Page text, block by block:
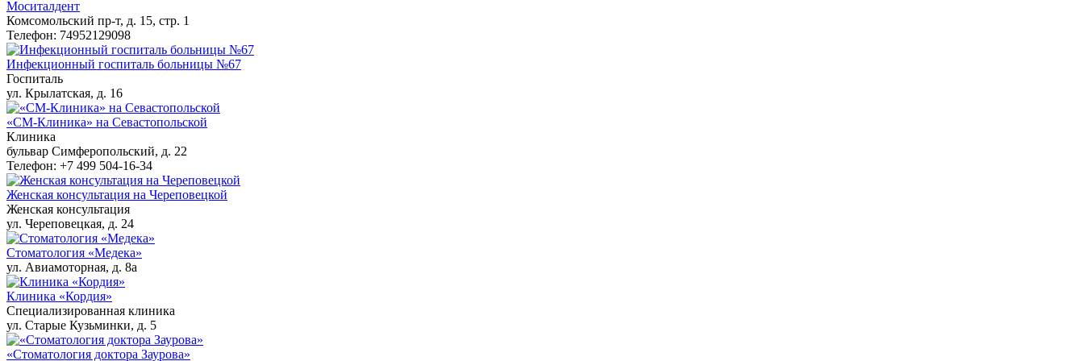
Моситалдент
Комсомольский пр-т, д. 15, стр. 1
Телефон: 74952129098
Инфекционный госпиталь больницы №67
Госпиталь
ул. Крылатская, д. 16
«СМ-Клиника» на Севастопольской
Клиника
бульвар Симферопольский, д. 22
Телефон: +7 499 504-16-34
Женская консультация на Череповецкой
Женская консультация
ул. Череповецкая, д. 24
Стоматология «Медека»
ул. Авиамоторная, д. 8а
Клиника «Кордия»
Специализированная клиника
ул. Старые Кузьминки, д. 5
«Стоматология доктора Заурова»